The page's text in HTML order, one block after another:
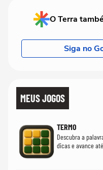
O Terra
Siga no
MEUS JOGOS
TERMO
Descubra a
dicas e avance